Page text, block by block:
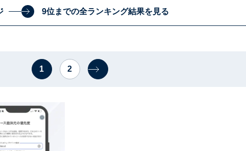
9位までの全ランキング結果を見る
1 2